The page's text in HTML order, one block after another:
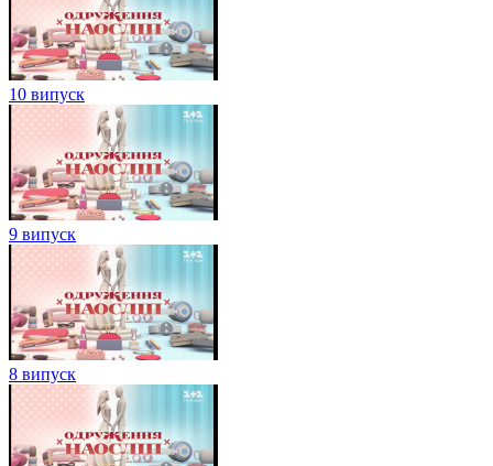
10 випуск
9 випуск
8 випуск